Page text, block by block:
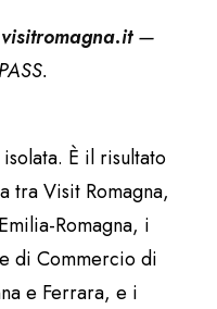
—
isolata. È il risultato
tra Visit Romagna,
Romagna, i
di Commercio di
e Ferrara, e i